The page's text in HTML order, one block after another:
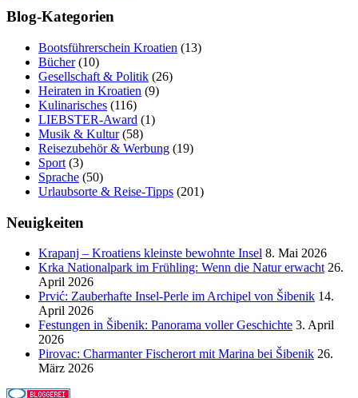
Blog-Kategorien
Bootsführerschein Kroatien (13)
Bücher(10)
Gesellschaft & Politik (26)
Heiraten in Kroatien (9)
Kulinarisches (116)
LIEBSTER-Award (1)
Musik & Kultur(58)
Reisezubehör & Werbung (19)
Sport (3)
Sprache (50)
Urlaubsorte & Reise-Tipps (201)
Neuigkeiten
Krapanj – Kroatiens kleinste bewohnte Insel 8. Mai 2026
Krka Nationalpark im Frühling: Wenn die Natur erwacht 26.
April 2026
Prvić: Zauberhafte Insel-Perle im Archipel von Šibenik 14.
April 2026
Festungen in Šibenik: Panorama voller Geschichte 3. April
2026
Pirovac: Charmanter Fischerort mit Marina bei Šibenik 26.
März 2026